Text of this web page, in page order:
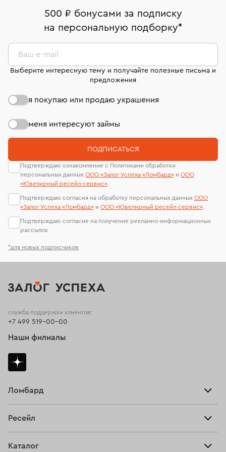
Вернем деньги без объяснения причины. У Вас есть
право передумать, если изделие вам не подошло. 7
дней на возврат. Детальные условия возврата
комиссионных украшений и часов смотрите на
странице«Возврат украшений»
номер (УИН)
На особо ценные изделия получены
сертификаты МГУ и других геммологических
лабораторий
500 ₽ бонусами за подписку
на персональную подборку*
*для новых подписчиков
Ваш e-mail
Выберите интересную тему и получайте полезные письма и
предложения
я покупаю или продаю украшения
меня интересуют займы
ПОДПИСАТЬСЯ
Подтверждаю ознакомление с Политиками обработки
персональных данных ООО «Залог Успеха «Ломбард» и ООО
«Ювелирный ресейл-сервиc».
Подтверждаю согласия на обработку персональных данных ООО
«Залог Успеха «Ломбард» и ООО «Ювелирный ресейл-сервиc».
Подтверждаю согласие на получение рекламно-информационных
рассылок
Ломбард
Тарифы
Ресейл
Каталог
служба поддержки клиентов:
+7 499 519-00-00
Наши филиалы